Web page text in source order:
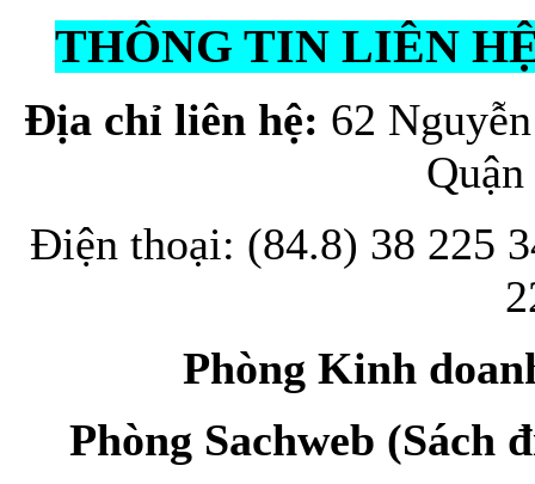
THÔNG TIN LIÊN
Địa chỉ liên hệ: 62
Điện thoại: (84.8) 38 225
Phòng Kinh
Phòng Sachweb (Sách